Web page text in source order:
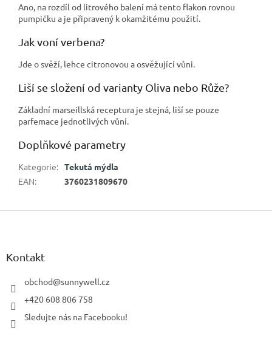
Ano, na rozdíl od litrového balení má tento flakon rovnou
pumpičku a je připravený k okamžitému použití.
Jak voní verbena?
Jde o svěží, lehce citronovou a osvěžující vůni.
Liší se složení od varianty Oliva nebo Růže?
Základní marseillská receptura je stejná, liší se pouze
parfemace jednotlivých vůní.
Doplňkové parametry
Kategorie: Tekutá mýdla
EAN: 3760231809670
Z
Kontakt
obchod@sunnywell.cz
+420 608 806 758
Sledujte nás na Facebooku!